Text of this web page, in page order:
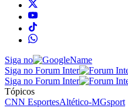
Siga no
Siga no Forum Inter
Siga no Forum Inter
Tópicos
CNN EsportesAltético-MGsport